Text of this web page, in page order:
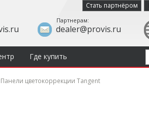
Стать партнёром
dealer@provis.ru
Партнерам:
Где купить
Панели цветокоррекции Tangent